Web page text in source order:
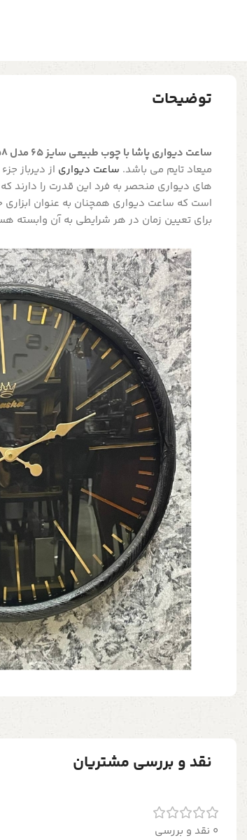
توضیحات
ساعت دیواری پاشا با چوب طبیعی سایز 65 مدل 658
میعاد تایم می باشد. ساعت دیواری از دیرباز
های دیواری منحصر به فرد این قدرت را دارند
است که ساعت دیواری همچنان به عنوان ابزاری
برای تعیین زمان در هر شرایطی به آن وابسته
نقد و بررسی مشتریان
0 نقد و بررسی